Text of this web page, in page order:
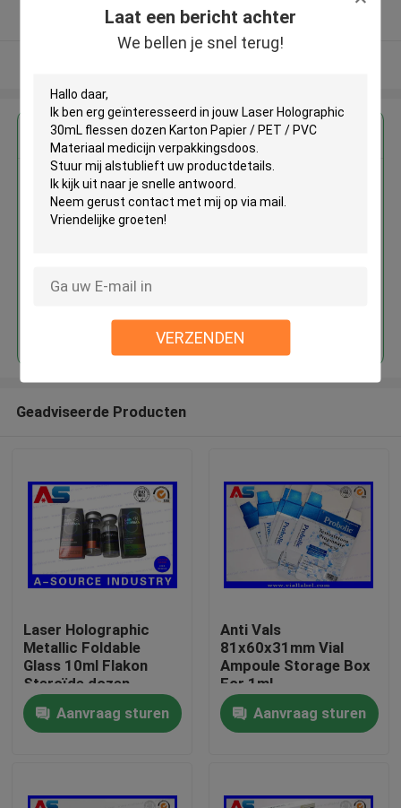
Laat een bericht achter
We bellen je snel terug!
VERZENDEN
Huis
Ongeveer ons
Geverifieerde Leverancier
Krijg de beste prijs voor
Laser Holographic 30mL flessen
dozen Karton Papier / PET / PVC
Materiaal medicijn
Doorgaan
Geadviseerde Producten
Laser Holographic
Metallic Foldable
Glass 10ml Flakon
Steroïde dozen
Verpakking
farmaceutische dozen
etiket
Aanvraag sturen
Anti Vals
81x60x31mm Vial
Ampoule Storage Box
For 1ml
Testosteronpropionaat
Aanvraag sturen